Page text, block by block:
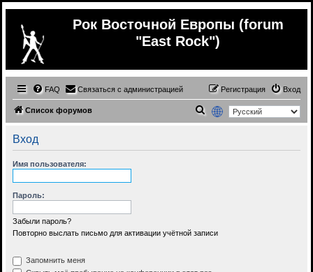
Рок Восточной Европы (forum
"East Rock")
FAQ Связаться с администрацией Вход
Регистрация
Список форумов
Вход
Имя пользователя:
Пароль:
Забыли пароль?
Повторно выслать письмо для активации учётной записи
Запомнить меня